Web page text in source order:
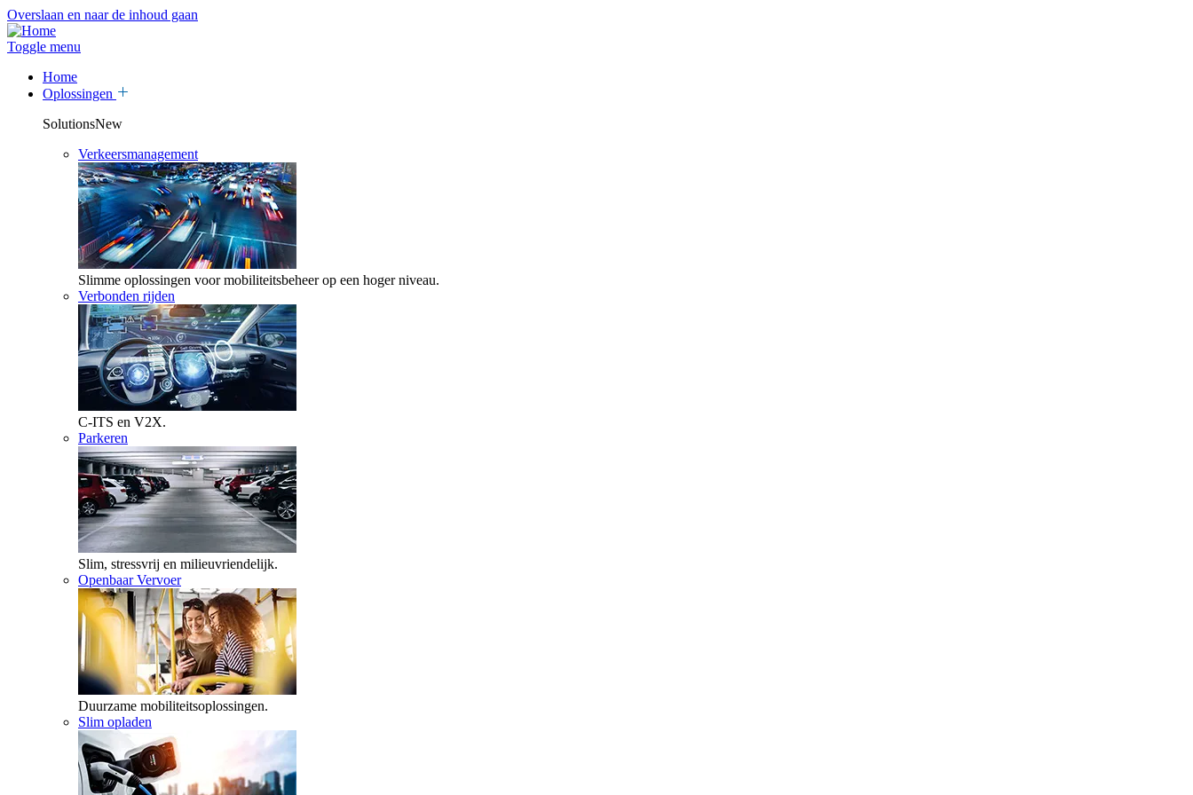
Overslaan en naar de inhoud gaan
Toggle menu
Home
Oplossingen
SolutionsNew
Verkeersmanagement
Slimme oplossingen voor mobiliteitsbeheer op een hoger niveau.
Verbonden rijden
C-ITS en V2X.
Parkeren
Slim, stressvrij en milieuvriendelijk.
Openbaar Vervoer
Duurzame mobiliteitsoplossingen.
Slim opladen